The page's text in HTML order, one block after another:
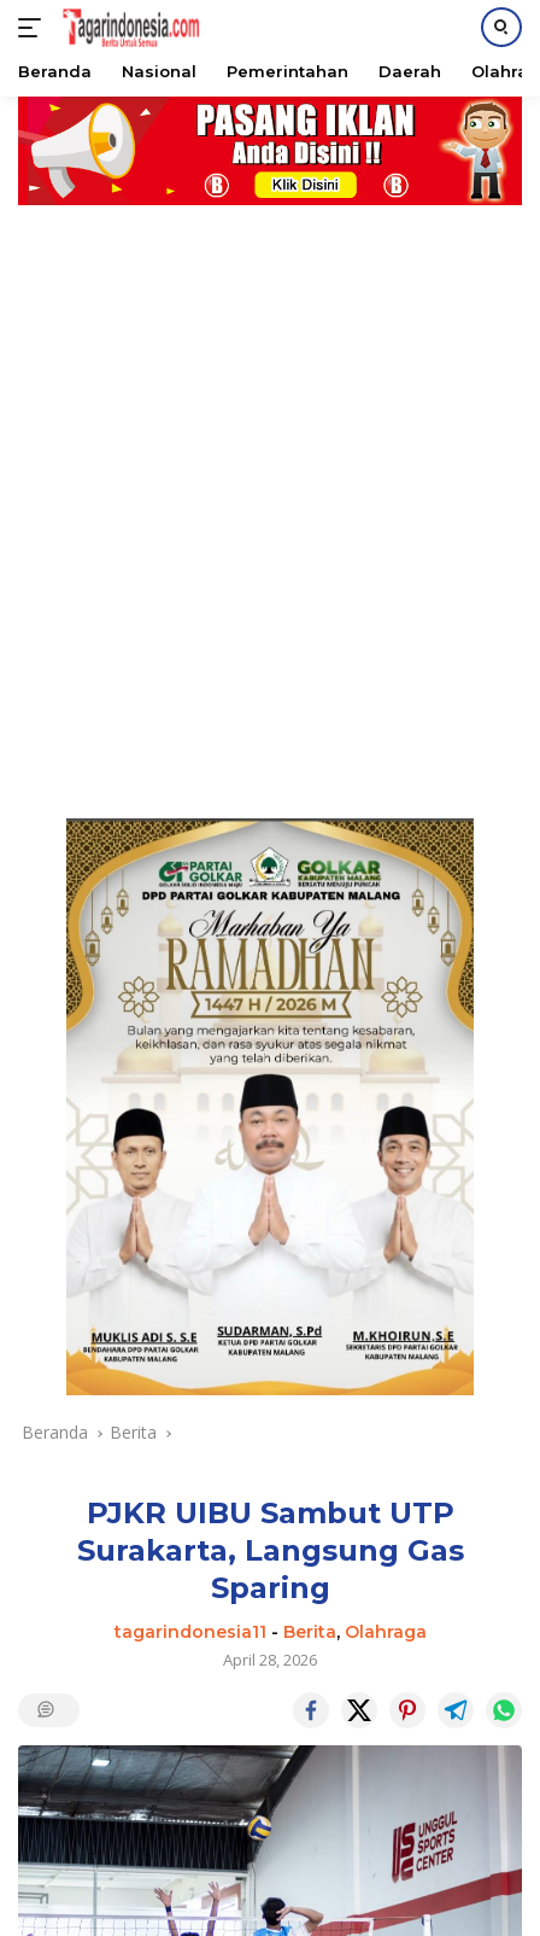
Langsung
konten
Beranda Nasional Pemerintahan Daerah
Beranda Berita
PJKR UIBU Sambut UTP
Surakarta, Langsung Gas
Sparing
tagarindonesia11 - Berita, Olahraga
April 28, 2026